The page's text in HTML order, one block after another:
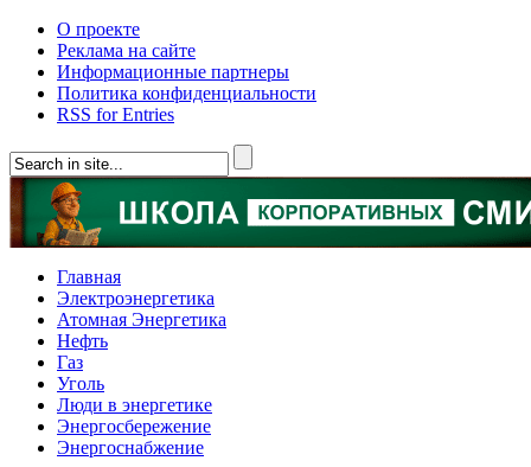
О проекте
Реклама на сайте
Информационные партнеры
Политика конфиденциальности
RSS for Entries
Главная
Электроэнергетика
Атомная Энергетика
Нефть
Газ
Уголь
Люди в энергетике
Энергосбережение
Энергоснабжение